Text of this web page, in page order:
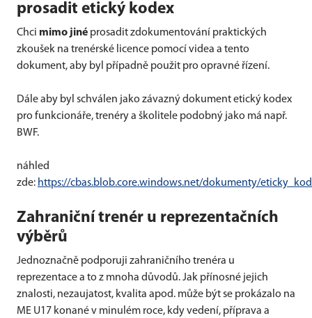
prosadit etický kodex
Chci mimo jiné prosadit zdokumentování praktických
zkoušek na trenérské licence pomocí videa a tento
dokument, aby byl případně použit pro opravné řízení.
Dále aby byl schválen jako závazný dokument etický kodex
pro funkcionáře, trenéry a školitele podobný jako má např.
BWF.
náhled
zde: https://cbas.blob.core.windows.net/dokumenty/
Zahraniční trenér u reprezentačních
výběrů
Jednoznačně podporuji zahraničního trenéra u
reprezentace a to z mnoha důvodů. Jak přínosné jejich
znalosti, nezaujatost, kvalita apod. může být se prokázalo na
ME U17 konané v minulém roce, kdy vedení, příprava a